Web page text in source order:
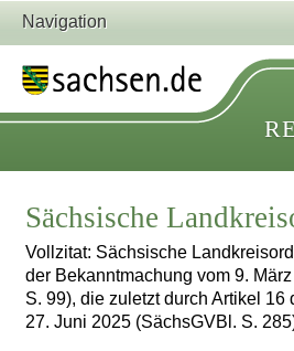
Navigation
Sächsische
Vollzitat: Sächsische
der Bekanntmachung vom 9.
S. 99), die zuletzt durch Artikel 16
27. Juni 2025 (SächsGVBl. S.